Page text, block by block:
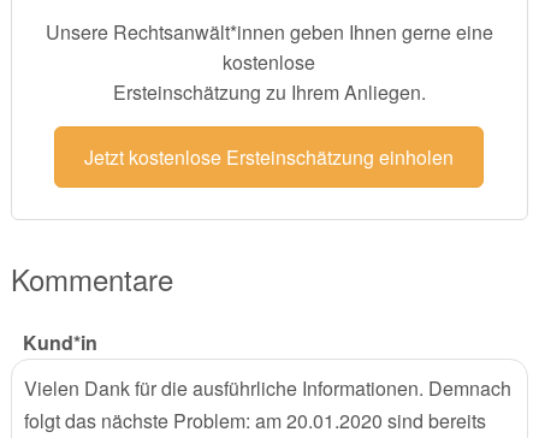
Unsere Rechtsanwält*innen geben Ihnen gerne eine
kostenlose
Ersteinschätzung zu Ihrem Anliegen.
Jetzt kostenlose Ersteinschätzung einholen
Kommentare
Kund*in
Vielen Dank für die ausführliche Informationen. Demnach
folgt das nächste Problem: am 20.01.2020 sind bereits